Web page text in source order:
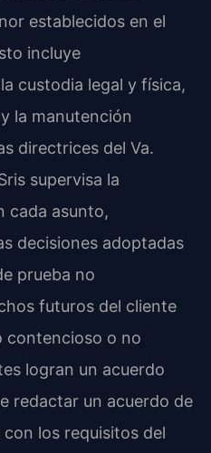
establecidos en el
incluye
custodia legal y física,
la manutención
directrices del Va.
supervisa la
cada asunto,
decisiones adoptadas
prueba no
futuros del cliente
contencioso o no
logran un acuerdo
redactar un acuerdo de
los requisitos del